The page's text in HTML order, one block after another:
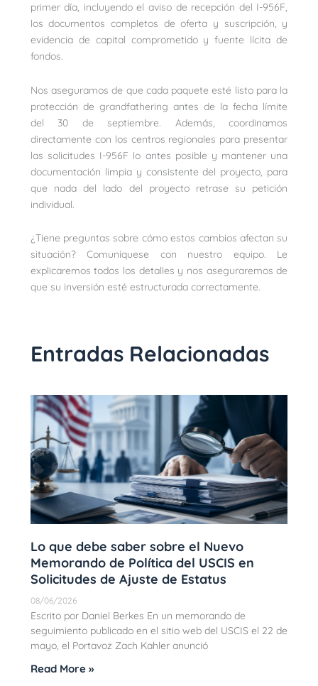
primer día, incluyendo el aviso de recepción del I-956F,
los documentos completos de oferta y suscripción, y
evidencia de capital comprometido y fuente lícita de
fondos.
Nos aseguramos de que cada paquete esté listo para la
protección de grandfathering antes de la fecha límite
del 30 de septiembre. Además, coordinamos
directamente con los centros regionales para presentar
las solicitudes I-956F lo antes posible y mantener una
documentación limpia y consistente del proyecto, para
que nada del lado del proyecto retrase su petición
individual.
¿Tiene preguntas sobre cómo estos cambios afectan su
situación? Comuníquese con nuestro equipo. Le
explicaremos todos los detalles y nos aseguraremos de
que su inversión esté estructurada correctamente.
Entradas Relacionadas
Lo que debe saber sobre el Nuevo
Memorando de Política del USCIS en
Solicitudes de Ajuste de Estatus
08/06/2026
Escrito por Daniel Berkes En un memorando de
seguimiento publicado en el sitio web del USCIS el 22 de
mayo, el Portavoz Zach Kahler anunció
Read More »